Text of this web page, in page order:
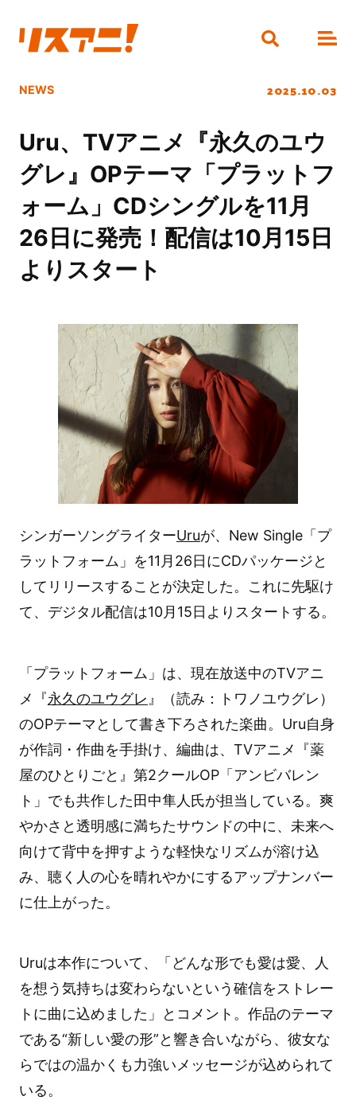
NEWS 2025.10.03
Uru、TVアニメ『永久のユウ
グレ』OPテーマ「プラットフ
ォーム」CDシングルを11月
26日に発売！配信は10月15日
よりスタート
シンガーソングライターUruが、New Single「プ
ラットフォーム」を11月26日にCDパッケージと
してリリースすることが決定した。これに先駆け
て、デジタル配信は10月15日よりスタートする。
「プラットフォーム」は、現在放送中のTVアニ
メ『永久のユウグレ 』（読み：トワノユウグレ）
のOPテーマとして書き下ろされた楽曲。Uru自身
が作詞・作曲を手掛け、編曲は、TVアニメ『薬
屋のひとりごと』第2クールOP「アンビバレン
ト」でも共作した田中隼人氏が担当している。爽
やかさと透明感に満ちたサウンドの中に、未来へ
向けて背中を押すような軽快なリズムが溶け込
み、聴く人の心を晴れやかにするアップナンバー
に仕上がった。
Uruは本作について、「どんな形でも愛は愛、人
を想う気持ちは変わらないという確信をストレー
トに曲に込めました」とコメント。作品のテーマ
である“新しい愛の形”と響き合いながら、彼女な
らではの温かくも力強いメッセージが込められて
いる。